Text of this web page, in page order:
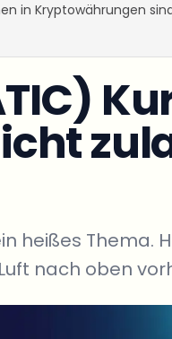
in Kryptowährungen
heißes Thema.
nach oben